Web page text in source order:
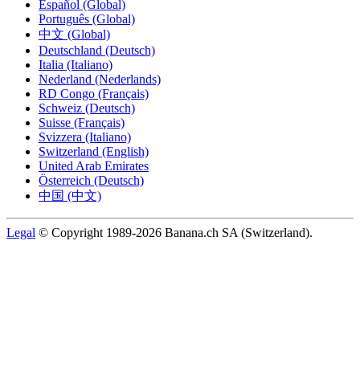
Español (Global)
Português (Global)
中文 (Global)
Deutschland (Deutsch)
Italia (Italiano)
Nederland (Nederlands)
RD Congo (Français)
Schweiz (Deutsch)
Suisse (Français)
Svizzera (Italiano)
Switzerland (English)
United Arab Emirates
Österreich (Deutsch)
中国 (中文)
Legal © Copyright 1989-2026 Banana.ch SA (Switzerland).